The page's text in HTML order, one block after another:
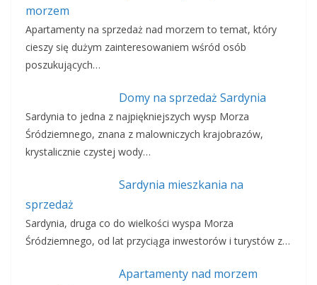
morzem
Apartamenty na sprzedaż nad morzem to temat, który
cieszy się dużym zainteresowaniem wśród osób
poszukujących…
Domy na sprzedaż Sardynia
Sardynia to jedna z najpiękniejszych wysp Morza
Śródziemnego, znana z malowniczych krajobrazów,
krystalicznie czystej wody…
Sardynia mieszkania na
sprzedaż
Sardynia, druga co do wielkości wyspa Morza
Śródziemnego, od lat przyciąga inwestorów i turystów z…
Apartamenty nad morzem